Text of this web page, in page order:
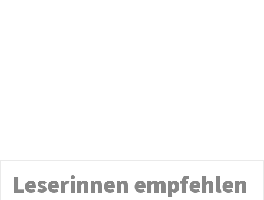
Leserinnen empfehlen